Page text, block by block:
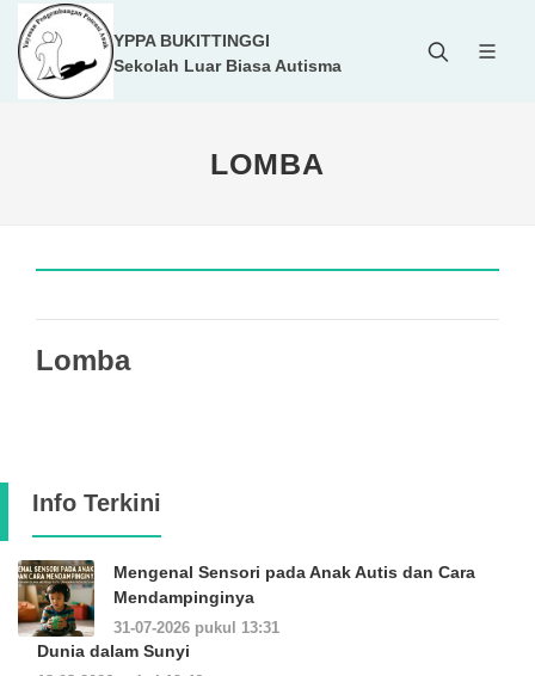
YPPA BUKITTINGGI
Sekolah Luar Biasa Autisma
LOMBA
Lomba
Info Terkini
Mengenal Sensori pada Anak Autis dan Cara
Mendampinginya
31-07-2026 pukul 13:31
Dunia dalam Sunyi